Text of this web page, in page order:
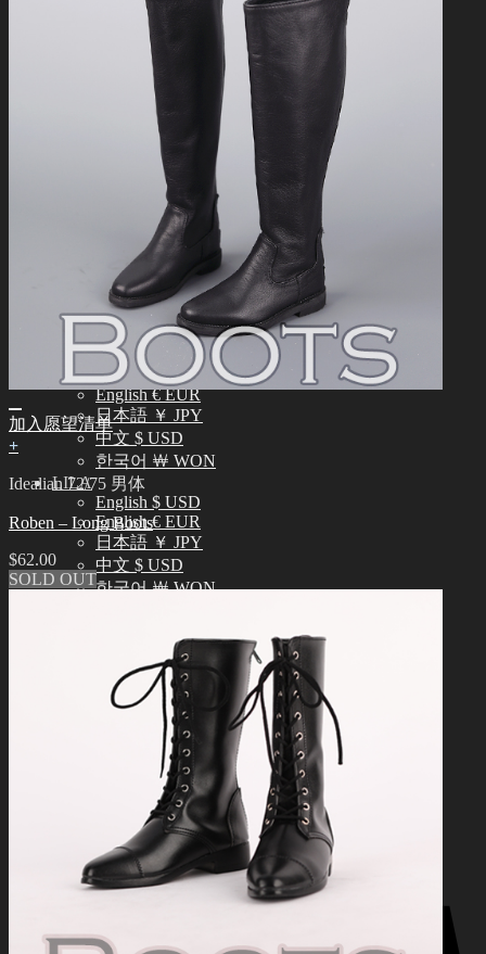
客服中心 (Q&A)
English $ USD
日本語 ￥ JPY
中文 $ USD
한국어 ￦ WON
NEO ANGELREGION
English $ USD
日本語 ￥ JPY
中文 $ USD
한국어 ￦ WON
English $ USD
日本語 ￥ JPY
中文 $ USD
한국어 ￦ WON
ROSETTE
English $ USD
English € EUR
日本語 ￥ JPY
中文 $ USD
한국어 ￦ WON
LILA
English $ USD
English € EUR
日本語 ￥ JPY
中文 $ USD
한국어 ￦ WON
购物车里没有产品
购物车里没有产品
加入愿望清单
+
Idealian 72/75 男体
Roben – Long Boots
$62.00
SOLD OUT